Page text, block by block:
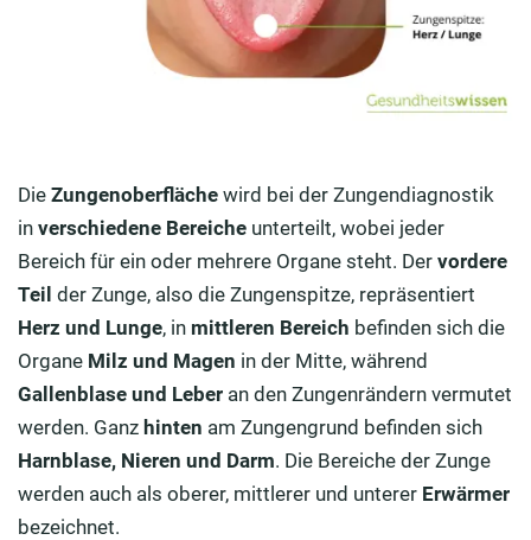
Die Zungenoberfläche wird bei der Zungendiagnostik
in verschiedene Bereiche unterteilt, wobei jeder
Bereich für ein oder mehrere Organe steht. Der vordere
Teil der Zunge, also die Zungenspitze, repräsentiert
Herz und Lunge, in mittleren Bereich befinden sich die
Organe Milz und Magen in der Mitte, während
Gallenblase und Leber an den Zungenrändern vermutet
werden. Ganz hinten am Zungengrund befinden sich
Harnblase, Nieren und Darm. Die Bereiche der Zunge
werden auch als oberer, mittlerer und unterer Erwärmer
bezeichnet.